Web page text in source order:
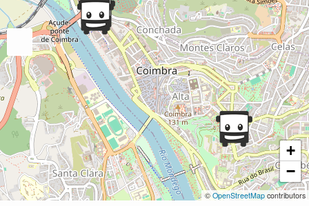
+
−
©OpenStreetMap contributors